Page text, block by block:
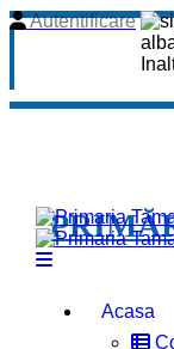
Autentificare
Acasa